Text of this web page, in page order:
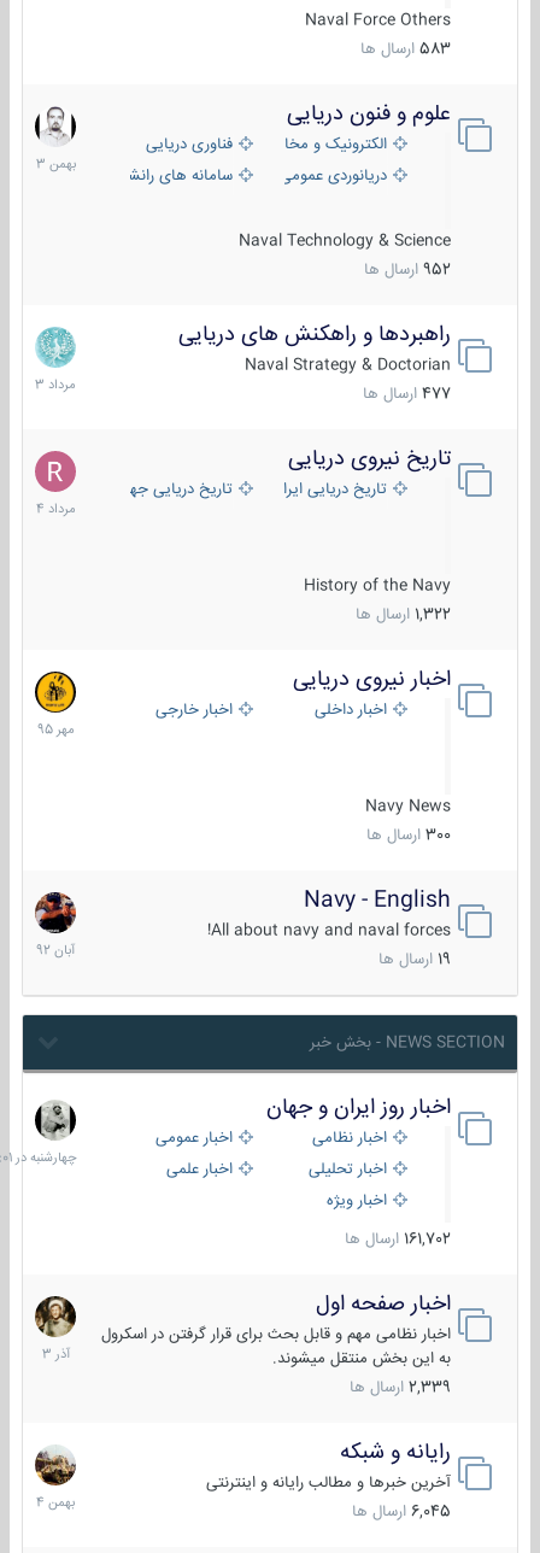
Naval Force Others
583 ارسال ها
علوم و فنون دریایی
الکترونیک و مخابرات دریاییفناوری دریایی
دریانوردی عمومی
سامانه های رانشی دریایی
Naval Technology & Science
952 ارسال ها
6
بهمن
1403
راهبردها و راهکنش های دریایی
Naval Strategy & Doctorian
477 ارسال ها
2
مرداد
1403
تاریخ نیروی دریایی
تاریخ دریایی ایران تاریخ دریایی جهان
History of the Navy
1,322 ارسال ها
16
مرداد
1404
اخبار نیروی دریایی
اخبار داخلی اخبار خارجی
Navy News
300 ارسال ها
27
مهر
1395
Navy - English
All about navy and naval forces!
ارسال ها
22
آبان
1392
NEWS SECTION - بخش خبر
اخبار روز ایران و جهان
اخبار نظامی
اخبار عمومی
اخبار تحلیلی
اخبار علمی
اخبار ویژه
161,702 ارسال ها
در
06:01
اخبار صفحه اول
اخبار نظامی مهم و قابل بحث برای قرار گرفتن در اسکرول
به این بخش منتقل میشوند.
2,339 ارسال ها
7
آذر
1403
رایانه و شبکه
آخرین خبرها و مطالب رایانه و اینترنتی
6,045 ارسال ها
30
بهمن
1404